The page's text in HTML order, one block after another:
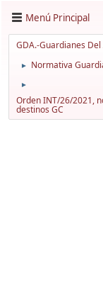
Menú Principal
GDA.-Guardianes
► Normativa
►
Orden INT/26/2021,
destinos GC